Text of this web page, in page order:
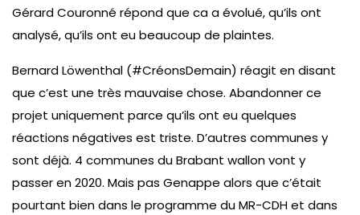
Gérard Couronné répond que ca a évolué, qu’ils ont
analysé, qu’ils ont eu beaucoup de plaintes.
Bernard Löwenthal (#CréonsDemain) réagit en disant
que c’est une très mauvaise chose. Abandonner ce
projet uniquement parce qu’ils ont eu quelques
réactions négatives est triste. D’autres communes y
sont déjà. 4 communes du Brabant wallon vont y
passer en 2020. Mais pas Genappe alors que c’était
pourtant bien dans le programme du MR-CDH et dans